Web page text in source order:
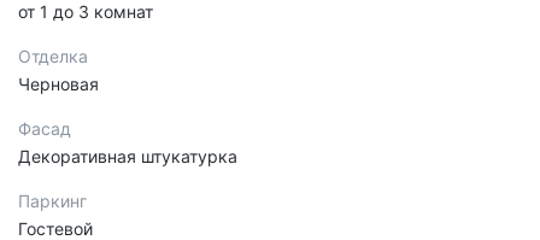
от 1 до 3 комнат
Отделка
Черновая
Фасад
Декоративная штукатурка
Паркинг
Гостевой